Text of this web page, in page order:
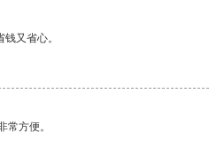
又省心。
常方便。